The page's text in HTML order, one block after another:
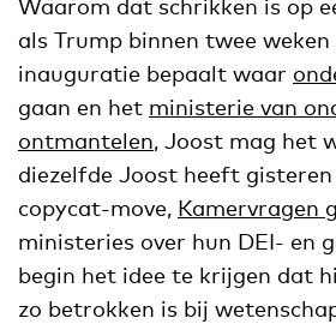
Waarom dat schrikken is op
als Trump binnen twee weken
inauguratie bepaalt waar
gaan en het ministerie van
ontmantelen, Joost mag het
diezelfde Joost heeft
copycat-move, Kamervragen
ministeries over hun DEI- en
begin het idee te krijgen dat
zo betrokken is bij